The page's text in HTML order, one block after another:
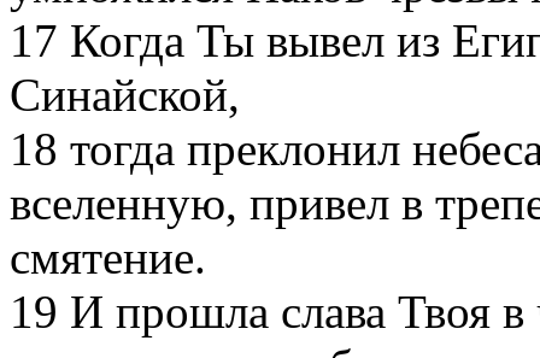
17 Когда Ты вывел из
Синайской,
18 тогда преклонил
вселенную, привел в
смятение.
19 И прошла слава Твоя